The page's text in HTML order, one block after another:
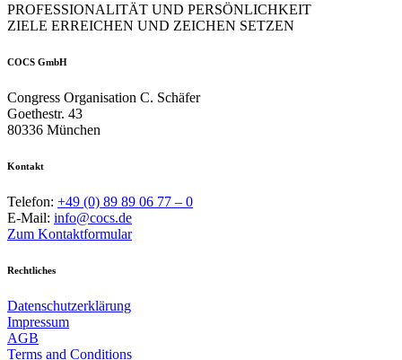
PROFESSIONALITÄT UND PERSÖNLICHKEIT
ZIELE ERREICHEN UND ZEICHEN SETZEN
COCS GmbH
Congress Organisation C. Schäfer
Goethestr. 43
80336 München
Kontakt
Telefon: +49 (0) 89 89 06 77 – 0
E-Mail: info@cocs.de
Zum Kontaktformular
Rechtliches
Datenschutzerklärung
Impressum
AGB
Terms and Conditions